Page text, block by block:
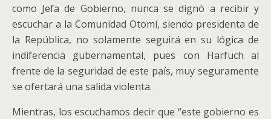
como Jefa de Gobierno, nunca se dignó a recibir y
escuchar a la Comunidad Otomí, siendo presidenta de
la República, no solamente seguirá en su lógica de
indiferencia gubernamental, pues con Harfuch al
frente de la seguridad de este país, muy seguramente
se ofertará una salida violenta.
Mientras, los escuchamos decir que “este gobierno es